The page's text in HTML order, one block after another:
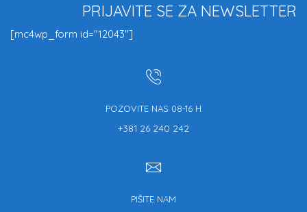
PRIJAVITE SE ZA NEWSLETTER
[mc4wp_form id="12043"]
POZOVITE NAS 08-16 H
+381 26 240 242
PIŠITE NAM